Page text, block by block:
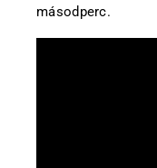
másodperc.